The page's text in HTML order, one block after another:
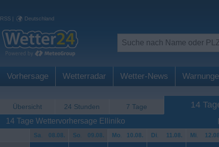
RSS | Deutschland
Vorhersage Wetterradar Wetter-News
Übersicht 24 Stunden 7 Tage 14
14 Tage Wettervorhersage Elliniko
Sa. 08.08. So. 09.08. Mo. 10.08. Di. 11.08. Mi.